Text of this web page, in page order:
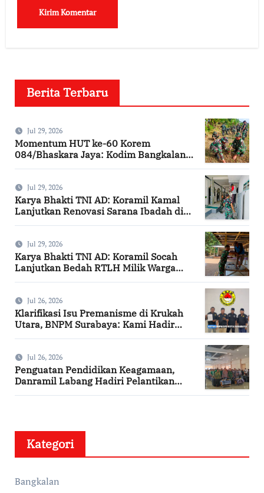
Berita Terbaru
Jul 29, 2026
Momentum HUT ke-60 Korem
084/Bhaskara Jaya: Kodim Bangkalan
Jul 29, 2026
Karya Bhakti TNI AD: Koramil Kamal
Lanjutkan Renovasi Sarana Ibadah di
Jul 29, 2026
Karya Bhakti TNI AD: Koramil Socah
Lanjutkan Bedah RTLH Milik Warga
Jul 26, 2026
Klarifikasi Isu Premanisme di Krukah
Utara, BNPM Surabaya: Kami Hadir
Jul 26, 2026
Penguatan Pendidikan Keagamaan,
Danramil Labang Hadiri Pelantikan
Kategori
Bangkalan